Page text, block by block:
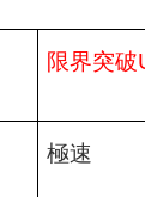
限界突破
極速